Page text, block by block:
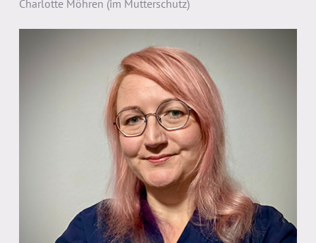
Charlotte Möhren (im Mutterschutz)